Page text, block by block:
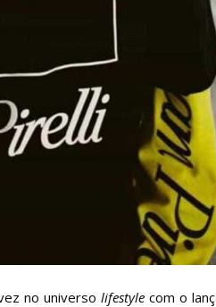
no universo lifestylecom o